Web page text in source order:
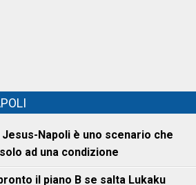
Jesus-Napoli è uno scenario che
ad una condizione
il piano B se salta Lukaku